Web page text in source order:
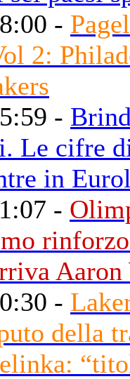
-
2:
-
Le cifre
in
-
-
della